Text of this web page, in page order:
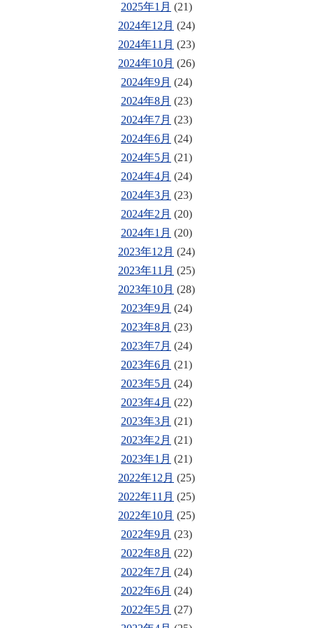
2025年1月 (21)
2024年12月 (24)
2024年11月 (23)
2024年10月 (26)
2024年9月 (24)
2024年8月 (23)
2024年7月 (23)
2024年6月 (24)
2024年5月 (21)
2024年4月 (24)
2024年3月 (23)
2024年2月 (20)
2024年1月 (20)
2023年12月 (24)
2023年11月 (25)
2023年10月 (28)
2023年9月 (24)
2023年8月 (23)
2023年7月 (24)
2023年6月 (21)
2023年5月 (24)
2023年4月 (22)
2023年3月 (21)
2023年2月 (21)
2023年1月 (21)
2022年12月 (25)
2022年11月 (25)
2022年10月 (25)
2022年9月 (23)
2022年8月 (22)
2022年7月 (24)
2022年6月 (24)
2022年5月 (27)